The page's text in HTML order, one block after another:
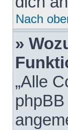
Nach
»
„Alle